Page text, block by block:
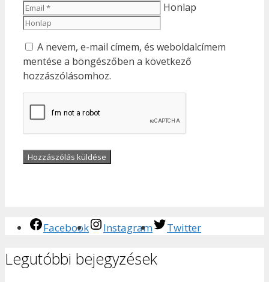
Honlap
A nevem, e-mail címem, és weboldalcímem
mentése a böngészőben a következő
hozzászólásomhoz.
Facebook Instagram Twitter
Legutóbbi bejegyzések